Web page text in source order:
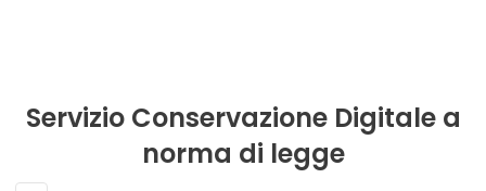
Servizio Conservazione Digitale a
norma di legge